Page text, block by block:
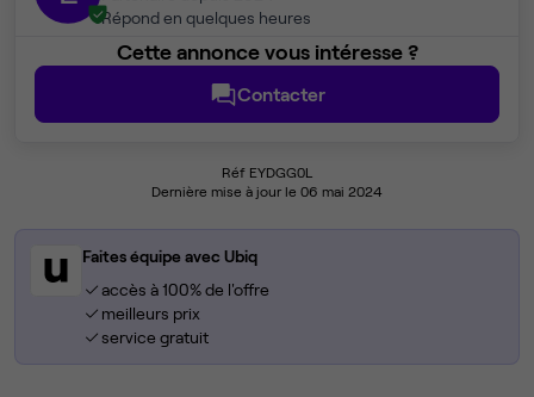
Répond en quelques heures
Cette annonce vous intéresse ?
Contacter
Réf EYDGG0L
Dernière mise à jour le 06 mai 2024
Faites équipe avec Ubiq
accès à 100% de l'offre
meilleurs prix
service gratuit